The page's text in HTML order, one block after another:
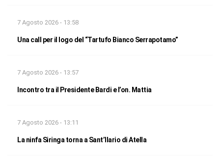
7 Agosto 2026 - 13:58
Una call per il logo del “Tartufo Bianco Serrapotamo”
7 Agosto 2026 - 13:57
Incontro tra il Presidente Bardi e l’on. Mattia
7 Agosto 2026 - 13:11
La ninfa Siringa torna a Sant’Ilario di Atella